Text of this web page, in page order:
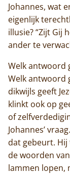
Johannes, wat
eigenlijk
illusie? “Zijt Gij
ander te
Welk antwoord
Welk antwoord
dikwijls geeft
klinkt ook op
of
Johannes’
dat gebeurt.
de woorden
lammen lopen,